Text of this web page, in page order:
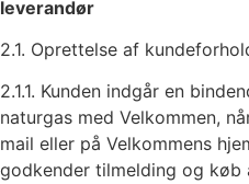
leverandør
2.1. Oprettelse af
2.1.1. Kunden indgår en
naturgas med Velkommen,
mail eller på Velkommens
godkender tilmelding og køb